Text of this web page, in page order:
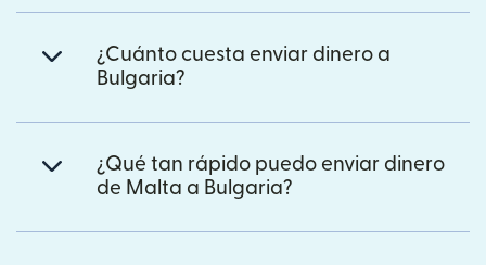
¿Cuánto cuesta enviar dinero a
Bulgaria?
¿Qué tan rápido puedo enviar dinero
de Malta a Bulgaria?